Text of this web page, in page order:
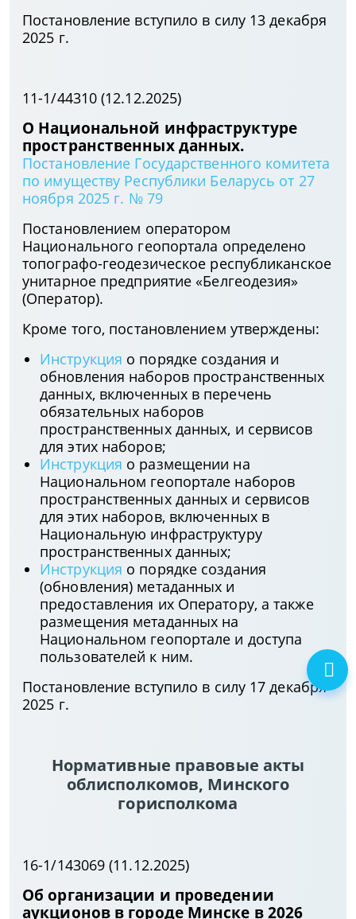
Постановление вступило в силу 13 декабря
2025 г.
11-1/44310 (12.12.2025)
О Национальной инфраструктуре
пространственных данных.
Постановление Государственного комитета
по имуществу Республики Беларусь от 27
ноября 2025 г. № 79
Постановлением оператором
Национального геопортала определено
топографо-геодезическое республиканское
унитарное предприятие «Белгеодезия»
(Оператор).
Кроме того, постановлением утверждены:
Инструкция о порядке создания и
обновления наборов пространственных
данных, включенных в перечень
обязательных наборов
пространственных данных, и сервисов
для этих наборов;
Инструкция о размещении на
Национальном геопортале наборов
пространственных данных и сервисов
для этих наборов, включенных в
Национальную инфраструктуру
пространственных данных;
Инструкция о порядке создания
(обновления) метаданных и
предоставления их Оператору, а также
размещения метаданных на
Национальном геопортале и доступа
пользователей к ним.
Постановление вступило в силу 17 декабря
2025 г.
Нормативные правовые акты
облисполкомов, Минского
горисполкома
16-1/143069 (11.12.2025)
Об организации и проведении
аукционов в городе Минске в 2026